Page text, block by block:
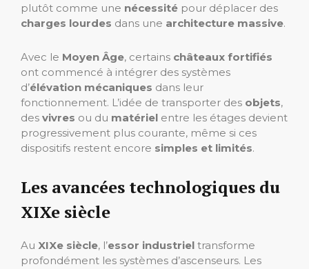
plutôt comme une nécessité pour déplacer des
charges lourdes dans une architecture massive.
Avec le Moyen Âge, certains châteaux fortifiés
ont commencé à intégrer des systèmes
d’élévation mécaniques dans leur
fonctionnement. L’idée de transporter des objets,
des vivres ou du matériel entre les étages devient
progressivement plus courante, même si ces
dispositifs restent encore simples et limités.
Les avancées technologiques du
XIXe siècle
Au XIXe siècle, l’essor industriel transforme
profondément les systèmes d’ascenseurs. Les